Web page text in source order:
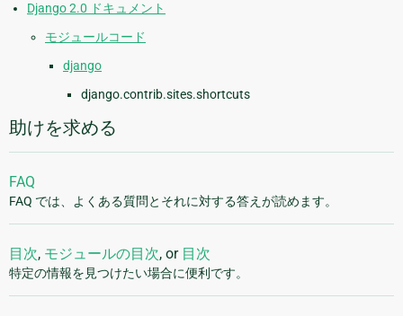
Django 2.0 ドキュメント
モジュールコード
django
django.contrib.sites.shortcuts
助けを求める
FAQ
FAQ では、よくある質問とそれに対する答えが読めます。
目次, モジュールの目次, or 目次
特定の情報を見つけたい場合に便利です。